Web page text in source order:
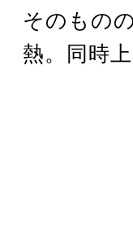
そのもの
熱。同時